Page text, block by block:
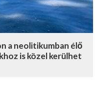
a neolitikumban élő
is közel kerülhet